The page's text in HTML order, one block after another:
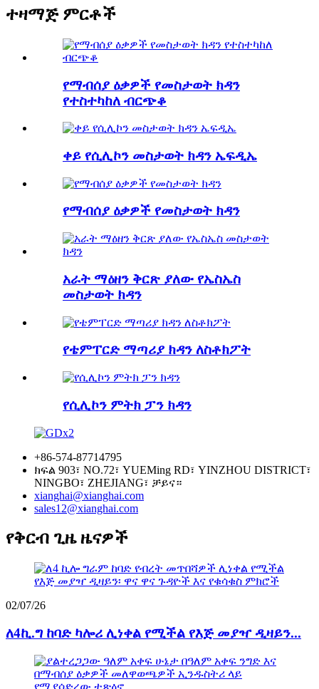
ተዛማጅ ምርቶች
የማብሰያ ዕቃዎች የመስታወት ክዳን
የተስተካከለ ብርጭቆ
ቀይ የሲሊኮን መስታወት ክዳን ኤፍዲኤ
የማብሰያ ዕቃዎች የመስታወት ክዳን
አራት ማዕዘን ቅርጽ ያለው የኤስኤስ
መስታወት ክዳን
የቴምፐርድ ማጣሪያ ክዳን ለስቶክፖት
የሲሊኮን ምትክ ፓን ክዳን
+86-574-87714795
ክፍል 903፣ NO.72፣ YUEMing RD፣ YINZHOU DISTRICT፣
NINGBO፣ ZHEJIANG፣ ቻይና።
xianghai@xianghai.com
sales12@xianghai.com
የቅርብ ጊዜ ዜናዎች
02/07/26
ለ4ኪ.ግ ከባድ ካሎሪ ሊነቀል የሚችል የእጅ መያዣ ዲዛይን...